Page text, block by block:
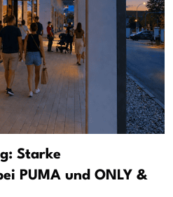
Starke
PUMA und ONLY &